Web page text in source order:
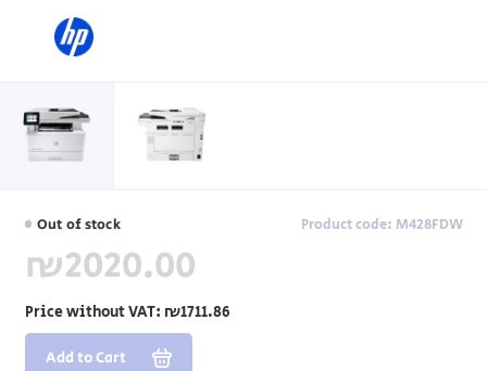
Out of stock Product code: M428FDW
₪2020.00
Price without VAT: ₪1711.86
Add to Cart